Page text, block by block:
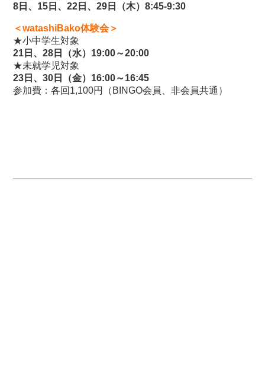
8日、15日、22日、29日（木）8:45-9:30
＜watashiBako体験会＞
★小中学生対象
21日、28日（水）19:00～20:00
★未就学児対象
23日、30日（金）16:00～16:45
参加費：各回1,100円（BINGO会員、非会員共通）